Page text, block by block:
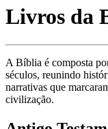
Livros da
A Bíblia é composta
séculos, reunindo
narrativas que
civilização.